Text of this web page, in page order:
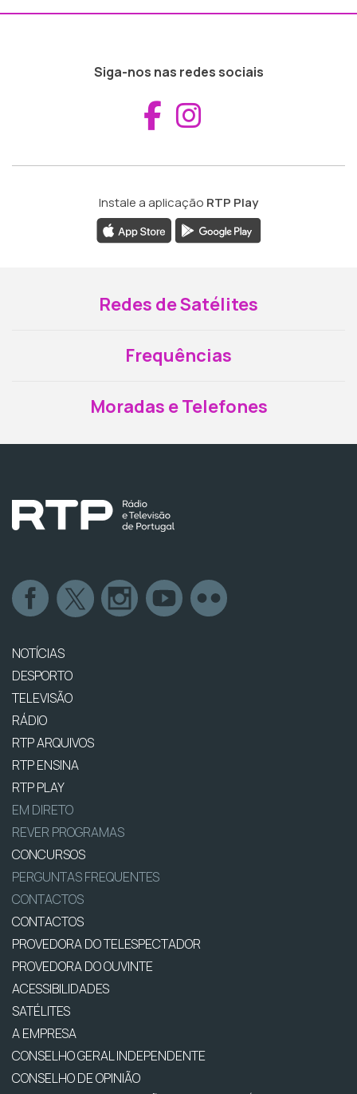
Siga-nos nas redes sociais
Aceder ao
Instale a aplicação RTP Play
Redes de Satélites
Frequências
Moradas e Telefones
NOTÍCIAS
DESPORTO
TELEVISÃO
RÁDIO
RTP ARQUIVOS
RTP ENSINA
RTP PLAY
EM DIRETO
REVER PROGRAMAS
CONCURSOS
PERGUNTAS FREQUENTES
CONTACTOS
CONTACTOS
PROVEDORA DO TELESPECTADOR
PROVEDORA DO OUVINTE
ACESSIBILIDADES
SATÉLITES
A EMPRESA
CONSELHO GERAL INDEPENDENTE
CONSELHO DE OPINIÃO